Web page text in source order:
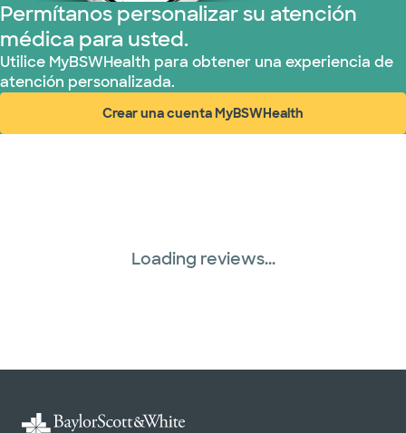
Permítanos personalizar su atención
médica para usted.
Utilice MyBSWHealth para obtener una experiencia de
atención personalizada.
Crear una cuenta MyBSWHealth
(abre en ventana nueva)
Loading reviews...